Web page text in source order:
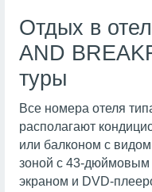
Отдых в
AND
туры
Все номера отеля
располагают
или балконом с
зоной с 43-дюймовым
экраном и DVD-